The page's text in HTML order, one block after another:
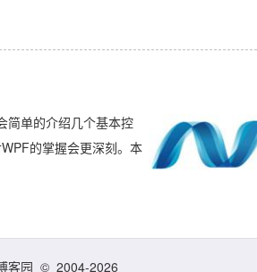
简单的介绍几个基本控
的掌握会更深刻。本
客园 © 2004-2026